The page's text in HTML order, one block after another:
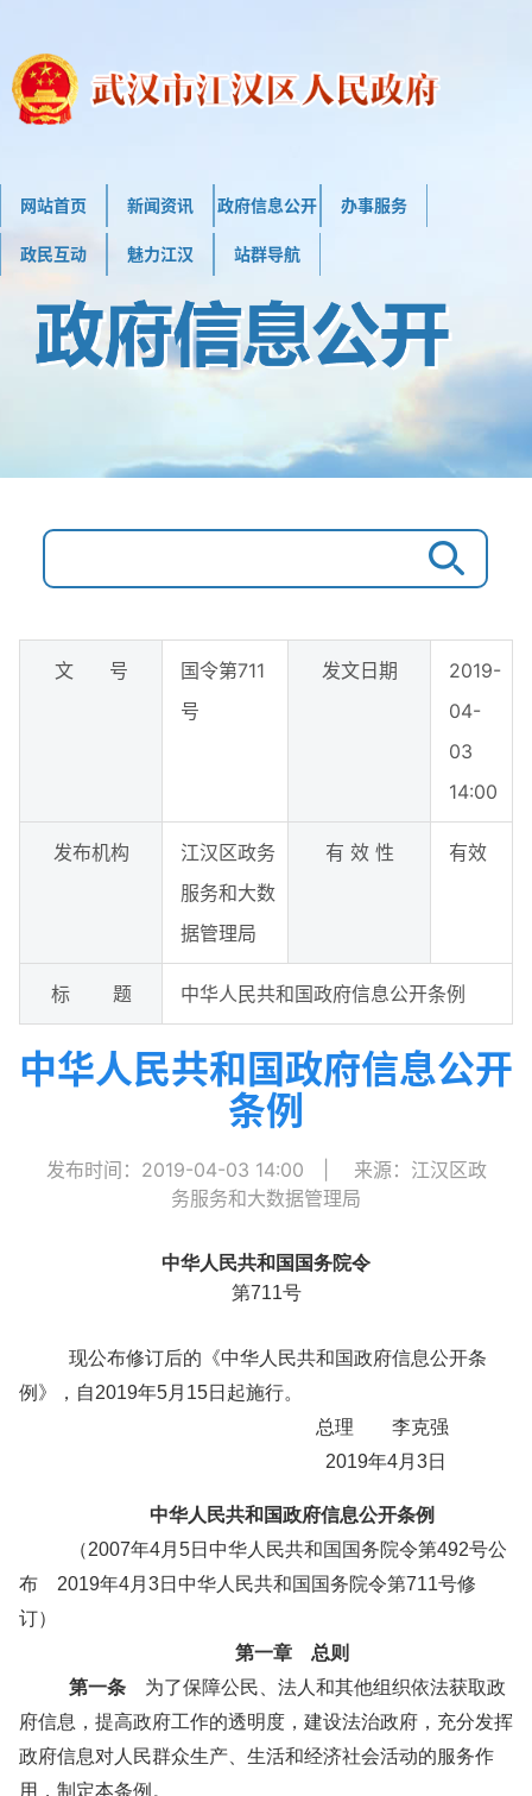
网站首页 新闻资讯 政府信息公开 办事服务
政民互动 魅力江汉 站群导航
文 号
国令第711
号
发文日期
2019-
04-
03
14:00
发布机构
江汉区政务
服务和大数
据管理局
有 效 性 有效
标 题 中华人民共和国政府信息公开条例
中华人民共和国政府信息公开
条例
发布时间：2019-04-03 14:00
来源：江汉区政
务服务和大数据管理局
中华人民共和国国务院令
第711号
现公布修订后的《中华人民共和国政府信息公开条
例》，自2019年5月15日起施行。
总理 李克强
2019年4月3日
中华人民共和国政府信息公开条例
（2007年4月5日中华人民共和国国务院令第492号公
布 2019年4月3日中华人民共和国国务院令第711号修
订）
第一章 总则
第一条 为了保障公民、法人和其他组织依法获取政
府信息，提高政府工作的透明度，建设法治政府，充分发挥
政府信息对人民群众生产、生活和经济社会活动的服务作
用，制定本条例。